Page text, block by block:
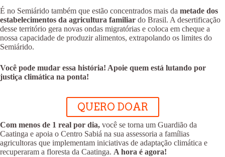
É no Semiárido também que estão concentrados mais da metade dos
estabelecimentos da agricultura familiar do Brasil. A desertificação
desse território gera novas ondas migratórias e coloca em cheque a
nossa capacidade de produzir alimentos, extrapolando os limites do
Semiárido.
Você pode mudar essa história! Apoie quem está lutando por
justiça climática na ponta!
QUERO DOAR
Com menos de 1 real por dia, você se torna um Guardião da
Caatinga e apoia o Centro Sabiá na sua assessoria a famílias
agricultoras que implementam iniciativas de adaptação climática e
recuperaram a floresta da Caatinga. A hora é agora!